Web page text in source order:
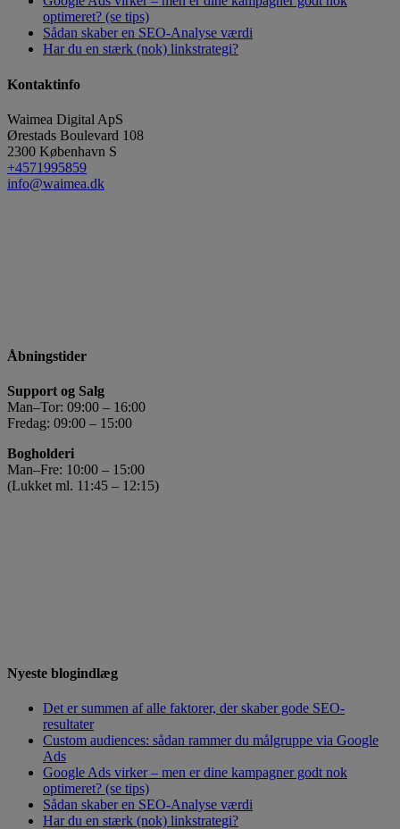
optimeret? (se tips)
Sådan skaber en SEO-Analyse værdi
Har du en stærk (nok) linkstrategi?
Kontaktinfo
Waimea Digital ApS
Ørestads Boulevard 108
2300 København S
+4571995859
info@waimea.dk
Åbningstider
Support og Salg
Man–Tor: 09:00 – 16:00
Fredag: 09:00 – 15:00
Bogholderi
Man–Fre: 10:00 – 15:00
(Lukket ml. 11:45 – 12:15)
Nyeste blogindlæg
Det er summen af alle faktorer, der skaber gode SEO-
resultater
Custom audiences: sådan rammer du målgruppe via Google
Ads
Google Ads virker – men er dine kampagner godt nok
optimeret? (se tips)
Sådan skaber en SEO-Analyse værdi
Har du en stærk (nok) linkstrategi?